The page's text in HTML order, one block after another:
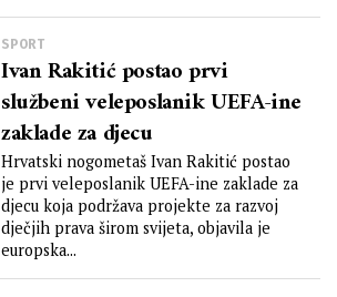
SPORT
Ivan Rakitić postao prvi
službeni veleposlanik UEFA-ine
zaklade za djecu
Hrvatski nogometaš Ivan Rakitić postao
je prvi veleposlanik UEFA-ine zaklade za
djecu koja podržava projekte za razvoj
dječjih prava širom svijeta, objavila je
europska...